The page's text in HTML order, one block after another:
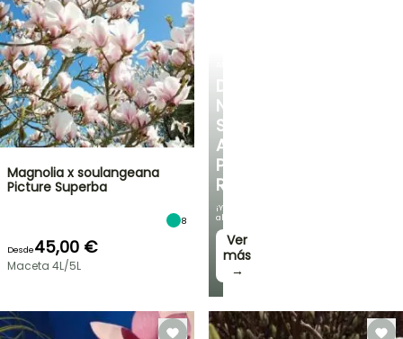
DESCUBRE
NUESTRA
SELECCIÓN
A
PRECIOS
REDUCIDOS
¡Y
ahorra!
Ver
más
→
Magnolia x soulangeana
Picture Superba
8
Desde45,00 €
Maceta 4L/5L